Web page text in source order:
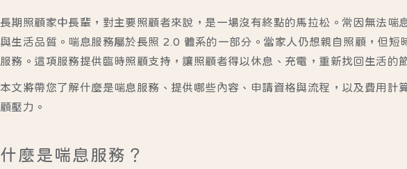
長期照顧家中長輩，對主要照顧者來說，是一場沒有終點的馬拉松。常因無法喘
與生活品質。喘息服務屬於長照 2.0 體系的一部分。當家人仍想親自照顧，但短
服務。這項服務提供臨時照顧支持，讓照顧者得以休息、充電，重新找回生活的
本文將帶您了解什麼是喘息服務、提供哪些內容、申請資格與流程，以及費用計
顧壓力。
什麼是喘息服務？